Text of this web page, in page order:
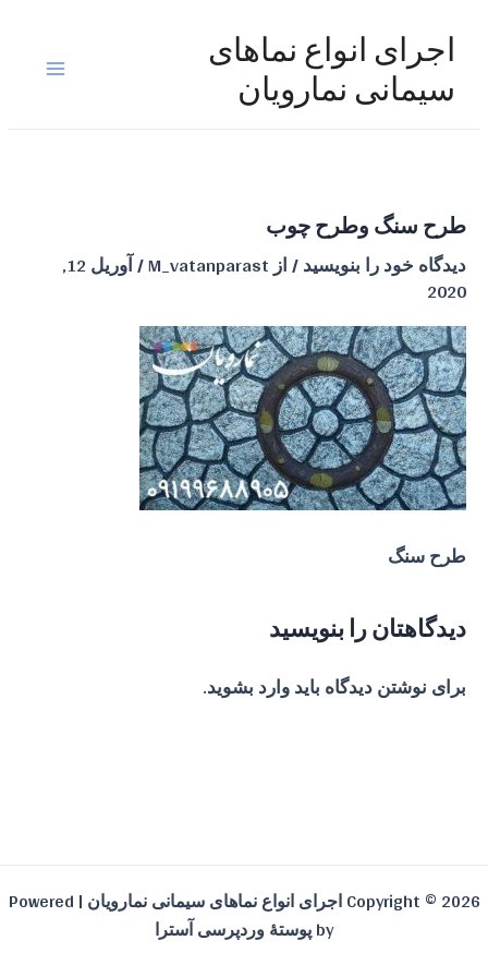
اجرای انواع نماهای
سیمانی نمارویان
Main
طرح سنگ وطرح چوب
دیدگاه‌ خود را بنویسید/ ازM_vatanparast
/ آوریل 12,
2020
طرح سنگ
دیدگاهتان را بنویسید
برای نوشتن دیدگاه بایدوارد بشوید.
Copyright © 2026 اجرای انواع نماهای سیمانی نمارویان | Powered
byپوستهٔ وردپرسی آسترا